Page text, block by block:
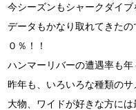
今シーズンもシャークダイブ
データもかなり取れてきた
０％！！
ハンマーリバーの遭遇率も年
昨年も、いろいろな種類のサ
大物、ワイドが好きな方に